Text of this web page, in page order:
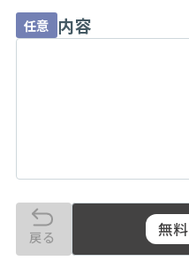
任意 内容
戻る 無料